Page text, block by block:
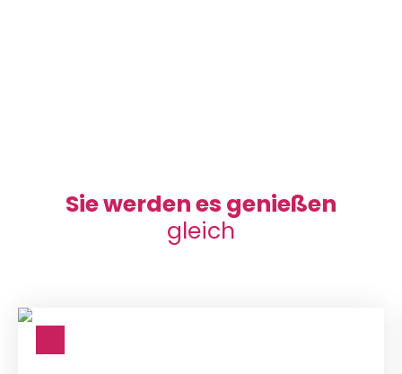
Sie werden es genießen
gleich